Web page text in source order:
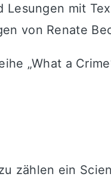
mit
von Renate
„What a
zählen ein